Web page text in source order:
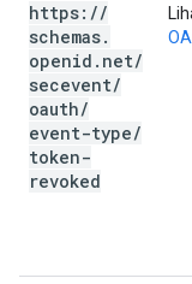
https: //
schemas.
openid . net/
secevent/
oauth/
event-type/
token-
revoked